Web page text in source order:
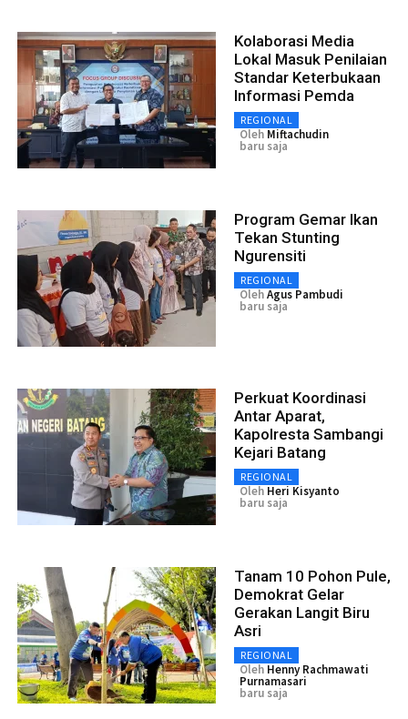
Kolaborasi Media
Lokal Masuk Penilaian
Standar Keterbukaan
Informasi Pemda
REGIONAL
Oleh Miftachudin
baru saja
Program Gemar Ikan
Tekan Stunting
Ngurensiti
REGIONAL
OlehAgus Pambudi
baru saja
Perkuat Koordinasi
Antar Aparat,
Kapolresta Sambangi
Kejari Batang
REGIONAL
Oleh Heri Kisyanto
baru saja
Tanam 10 Pohon Pule,
Demokrat Gelar
Gerakan Langit Biru
Asri
REGIONAL
Oleh Henny Rachmawati
Purnamasari
baru saja